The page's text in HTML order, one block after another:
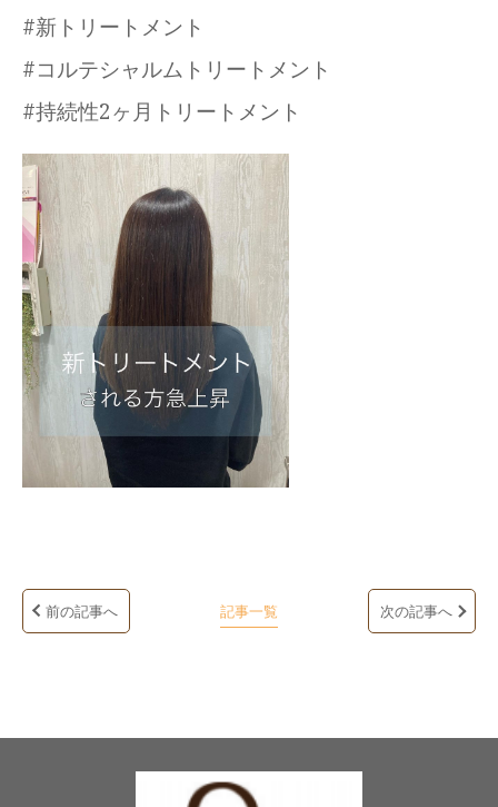
#新トリートメント
#コルテシャルムトリートメント
#持続性2ヶ月トリートメント
前の記事へ 記事一覧 次の記事へ